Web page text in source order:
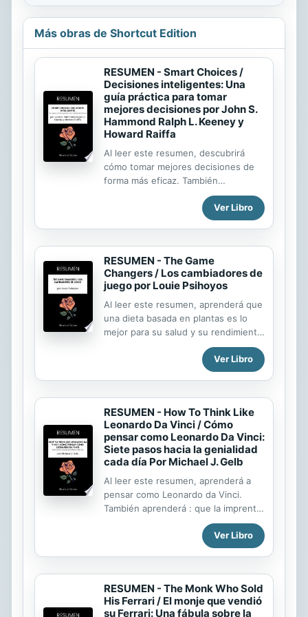
Más obras de Shortcut Edition
RESUMEN - Smart Choices /
Decisiones inteligentes: Una
guía práctica para tomar
mejores decisiones por John S.
Hammond Ralph L. Keeney y
Howard Raiffa
Al leer este resumen, descubrirá
cómo tomar mejores decisiones de
forma más eficaz. También
descubrirá cómo : tener más
confianza en sí mismo evitar la
frustración que supone tomar una
oportunidades encontrar soluciones
a problemas difíciles; mejorar su vida.
¿Cómo se toma una decisión? La
pregunta puede parecer inútil, ya
que decidir parece sencillo. En
realidad, tomar una buena decisión
es una habilidad que nunca se
aprende y, sin embargo, es una de
las más útiles. Tome su vida, por
ejemplo: es el resultado de las miles
Ver Libro
RESUMEN - The Game
Changers / Los cambiadores de
juego por Louie Psihoyos
Al leer este resumen, aprenderá que
una dieta basada en plantas es lo
mejor para su salud y su rendimiento
deportivo. También aprenderá : por
qué comer carne es malo para su
cuerpo cómo muchos atletas han
rendimiento deportivo al no comer
proteínas animales; cómo muchos
conceptos erróneos sobre la
nutrición le impiden desarrollar su
potencial físico; que una dieta
basada en plantas puede reducir el
riesgo de muchas enfermedades.
Probablemente usted coma carne
con frecuencia, como parte de una
dieta normal y equilibrada. Sin
embargo, la investigación...
Ver Libro
RESUMEN - How To Think Like
Leonardo Da Vinci / Cómo
pensar como Leonardo Da Vinci:
Siete pasos hacia la genialidad
cada día Por Michael J. Gelb
Al leer este resumen, aprenderá a
pensar como Leonardo da Vinci.
También aprenderá : que la imprenta
es un invento del Renacimiento; que
existe una lista de los diez mayores
genios de todos los tiempos que
esa lista que el hombre medieval
prefería el cielo a la tierra que el
Renacimiento invirtió radicalmente
Ver Libro
RESUMEN - The Monk Who Sold
His Ferrari / El monje que vendió
su Ferrari: Una fábula sobre la